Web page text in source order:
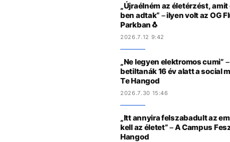
„Újraélném az életérzést,
ben adtak“ – ilyen volt az OG
Parkban🐧
2026.7.12 9:42
„Ne legyen elektromos cumi”
betiltanák 16 év alatt a social
Te Hangod
2026.7.30 15:46
„Itt annyira felszabadult az
kell az életet” – A Campus
Hangod